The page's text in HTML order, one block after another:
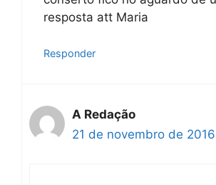
resposta att Maria
Responder
A Redação
21 de novembro de